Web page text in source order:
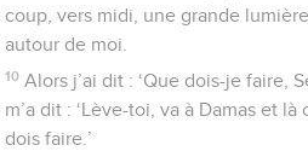
coup, vers midi, une grande
autour de moi.
10 Alors j’ai dit : ‘Que dois-je faire,
m’a dit : ‘Lève-toi, va à Damas et
dois faire.’